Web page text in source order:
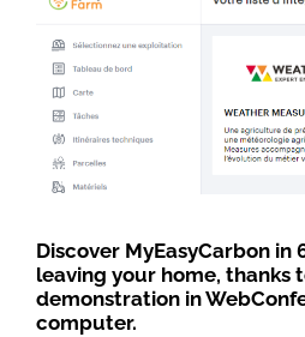
Discover MyEasyCarbon
leaving your home,
demonstration in
computer.